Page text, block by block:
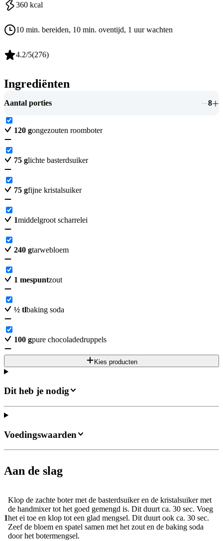
360 kcal
10 min. bereiden, 10 min. oventijd, 1 uur wachten
4.2/5(276)
Ingrediënten
Aantal porties 8
120 gongezouten roomboter
75 glichte basterdsuiker
75 gfijne kristalsuiker
1middelgroot scharrelei
240 gtarwebloem
1 mespuntzout
½ tlbaking soda
100 gpure chocoladedruppels
Kies producten
Dit heb je nodig
Aan de slag
1
Klop de zachte boter met de basterdsuiker en de kristalsuiker met
de handmixer tot het goed gemengd is. Dit duurt ca. 30 sec. Voeg
het ei toe en klop tot een glad mengsel. Dit duurt ook ca. 30 sec.
Zeef de bloem en spatel samen met het zout en de baking soda
door het botermengsel.
Voedingswaarden